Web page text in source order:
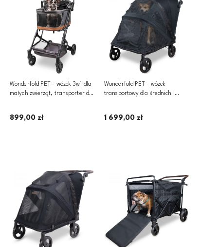
Wonderfold PET - wózek 3w1 dla
małych zwierząt, transporter dla
899,00 zł
Wonderfold PET - wózek
transportowy dla średnich i
PFL
1 699,00 zł